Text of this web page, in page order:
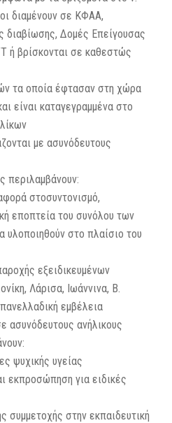
διαμένουν σε ΚΦΑΑ,
διαβίωσης, Δομές Επείγουσας
ή βρίσκονται σε καθεστώς
τα οποία έφτασαν στη χώρα
είναι καταγεγραμμένα στο
με ασυνόδευτους
περιλαμβάνουν:
στοσυντονισμό,
εποπτεία του συνόλου των
στο πλαίσιο του
εξειδικευμένων
Λάρισα, Ιωάννινα, Β.
εμβέλεια
ασυνόδευτους ανήλικους
ψυχικής υγείας
εκπροσώπηση για ειδικές
συμμετοχής στην εκπαιδευτική